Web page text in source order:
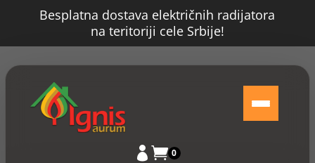
Besplatna dostava električnih radijatora
na teritoriji cele Srbije!
  0